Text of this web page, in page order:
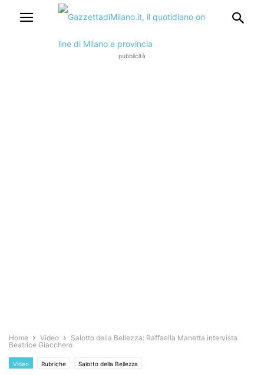
pubblicità
Home Video
Salotto della Bellezza: Raffaella Manetta intervista
Beatrice Giacchero
Video Rubriche Salotto della Bellezza